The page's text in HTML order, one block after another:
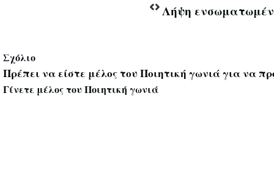
Λήψη
Σχόλιο
Πρέπει να είστε μέλος του Ποιητική γωνιά για να
Γίνετε μέλος του Ποιητική γωνιά